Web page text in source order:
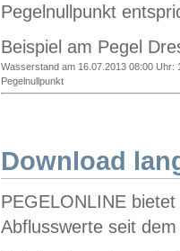
Pegelnullpunkt
Beispiel am Pegel
Wasserstand am 16.07.2013 08:00 Uhr:
Pegelnullpunkt
Download
PEGELONLINE
Abflusswerte seit